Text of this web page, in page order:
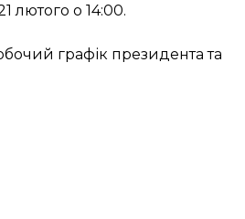
лютого о 14:00.
графік президента та